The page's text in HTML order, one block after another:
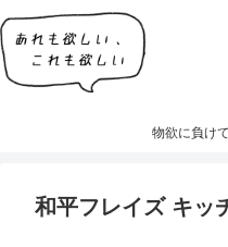
物欲に負け
和平フレイズ キッ